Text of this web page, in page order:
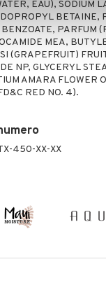
EAU), SODIUM
BETAINE,
PARFUM
MEA,
(GRAPEFRUIT)
NP, GLYCERYL
AMARA FLOWER
RED NO. 4).​
450-XX-XX